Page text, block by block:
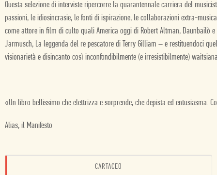
Questa selezione di interviste ripercorre la quarantennale carriera del
passioni, le idiosincrasie, le fonti di ispirazione, le collaborazioni extra-
come attore in film di culto quali America oggi di Robert Altman, Daunbailò e
Jarmusch, La leggenda del re pescatore di Terry Gilliam – e restituendoci
visionarietà e disincanto così inconfondibilmente (e irresistibilmente)
«Un libro bellissimo che elettrizza e sorprende, che depista ed entusiasma.
Alias, il Manifesto
CARTACEO